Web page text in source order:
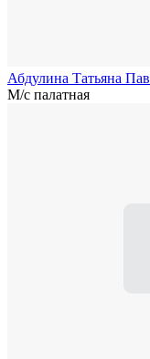
Абдулина Татьяна
М/с палатная